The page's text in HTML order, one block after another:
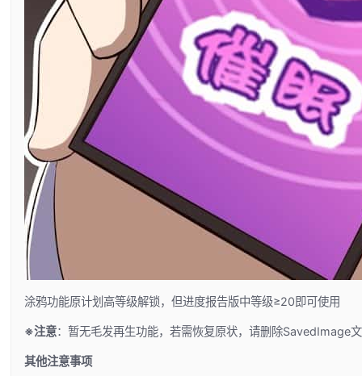
涂鸦功能原计划高等级解锁，但进度报告版中等级≥20即可使用
※注意：暂无毛发再生功能，若需恢复原状，请删除SavedImage
其他注意事项